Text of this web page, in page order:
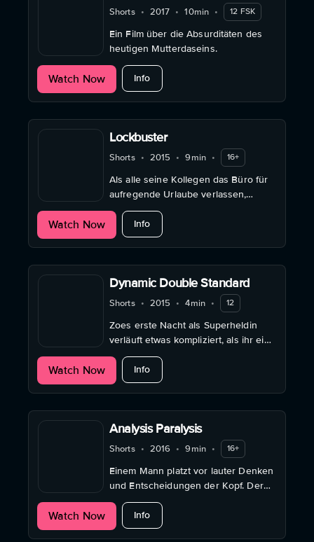
Shorts • 2017 • 10min • 12 FSK
Ein Film über die Absurditäten des
heutigen Mutterdaseins.
Watch Now Infoabout Kleptomami
Lockbuster
Shorts • 2015 • 9min • 16+
Als alle seine Kollegen das Büro für
aufregende Urlaube verlassen,
schließt sich der langweilige
Büroangestellte Joost aus Versehen
im Lagerraum ein. Die einzige
Watch Now Infoabout Lockbuster
Dynamic Double Standard
Shorts • 2015 • 4min • 12
Zoes erste Nacht als Superheldin
verläuft etwas kompliziert, als ihr ein
sexy aber unpraktisches
Superheldenkostüm zugeteilt wird.
Was ist eine angemessene Kleidung
Watch Now Infoabout Dynamic Double Standard
Analysis Paralysis
Shorts • 2016 • 9min • 16+
Einem Mann platzt vor lauter Denken
und Entscheidungen der Kopf. Der
Gärtnerin platzt vor lauter Ärger über
die zertrampelten Blumenbeete der
Kragen.
Watch Now Infoabout Analysis Paralysis